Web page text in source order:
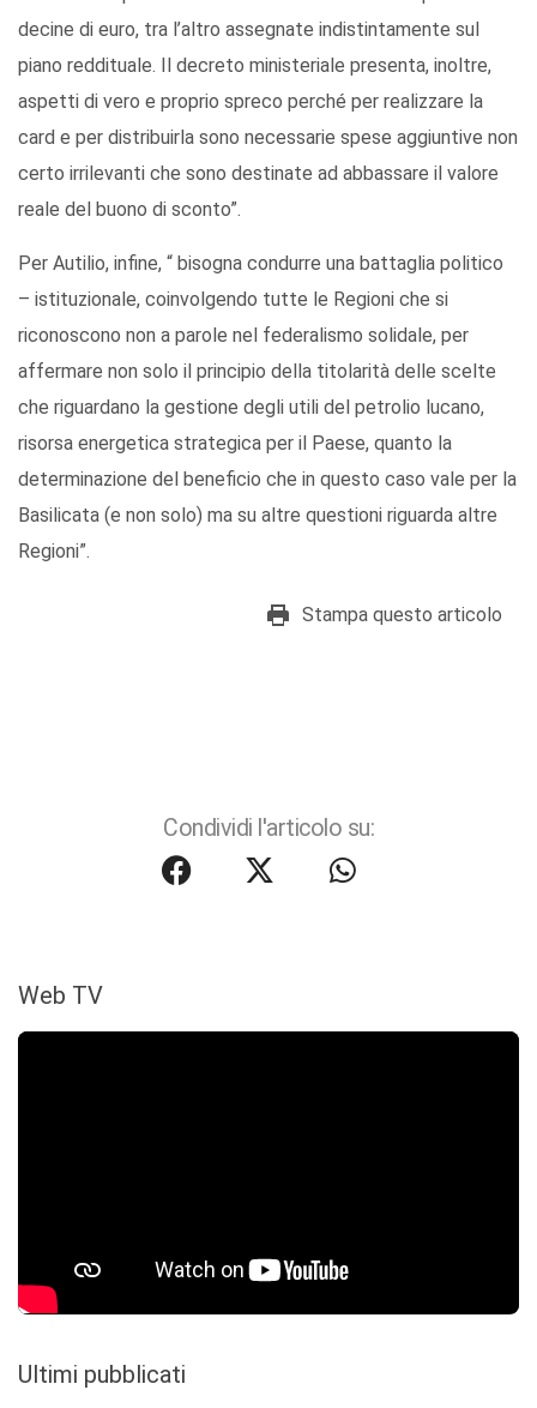
decine di euro, tra l’altro assegnate indistintamente sul
piano reddituale. Il decreto ministeriale presenta, inoltre,
aspetti di vero e proprio spreco perché per realizzare la
card e per distribuirla sono necessarie spese aggiuntive non
certo irrilevanti che sono destinate ad abbassare il valore
reale del buono di sconto”.
Per Autilio, infine, “ bisogna condurre una battaglia politico
– istituzionale, coinvolgendo tutte le Regioni che si
riconoscono non a parole nel federalismo solidale, per
affermare non solo il principio della titolarità delle scelte
che riguardano la gestione degli utili del petrolio lucano,
risorsa energetica strategica per il Paese, quanto la
determinazione del beneficio che in questo caso vale per la
Basilicata (e non solo) ma su altre questioni riguarda altre
Regioni”.
Stampa questo articolo
Condividi l'articolo su:
Web TV
Ultimi pubblicati